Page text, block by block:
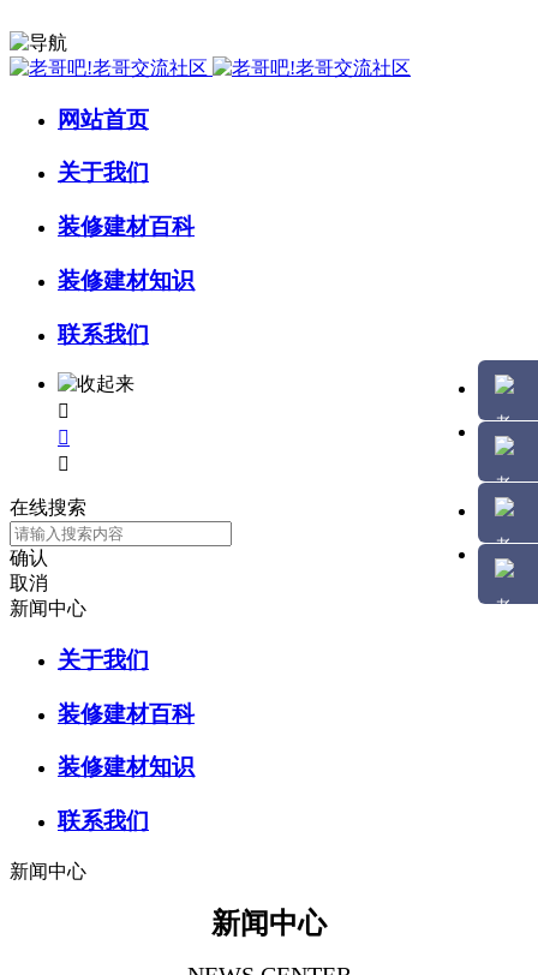
网站首页
关于我们
装修建材百科
装修建材知识
联系我们



在线搜索
确认
取消
新闻中心
关于我们
装修建材百科
装修建材知识
联系我们
新闻中心
新闻中心